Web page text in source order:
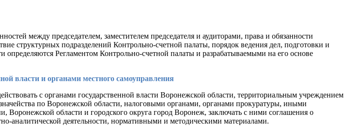
между председателем, заместителем председателя и аудиторами, права и обязанности
структурных подразделений Контрольно-счетной палаты, порядок ведения дел, подготовки и
Регламентом Контрольно-счетной палаты и разрабатываемыми на его основе
власти и органами местного самоуправления
с органами государственной власти Воронежской области, территориальным учреждением
по Воронежской области, налоговыми органами, органами прокуратуры, иными
области и городского округа город Воронеж, заключать с ними соглашения о
аналитической деятельности, нормативными и методическими материалами.